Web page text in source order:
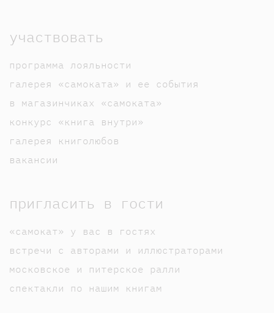
участвовать
программа лояльности
галерея «самоката» и ее события
в магазинчиках «самоката»
конкурс «книга внутри»
галерея книголюбов
вакансии
пригласить в гости
«самокат» у вас в гостях
встречи с авторами и иллюстраторами
московское и питерское ралли
спектакли по нашим книгам